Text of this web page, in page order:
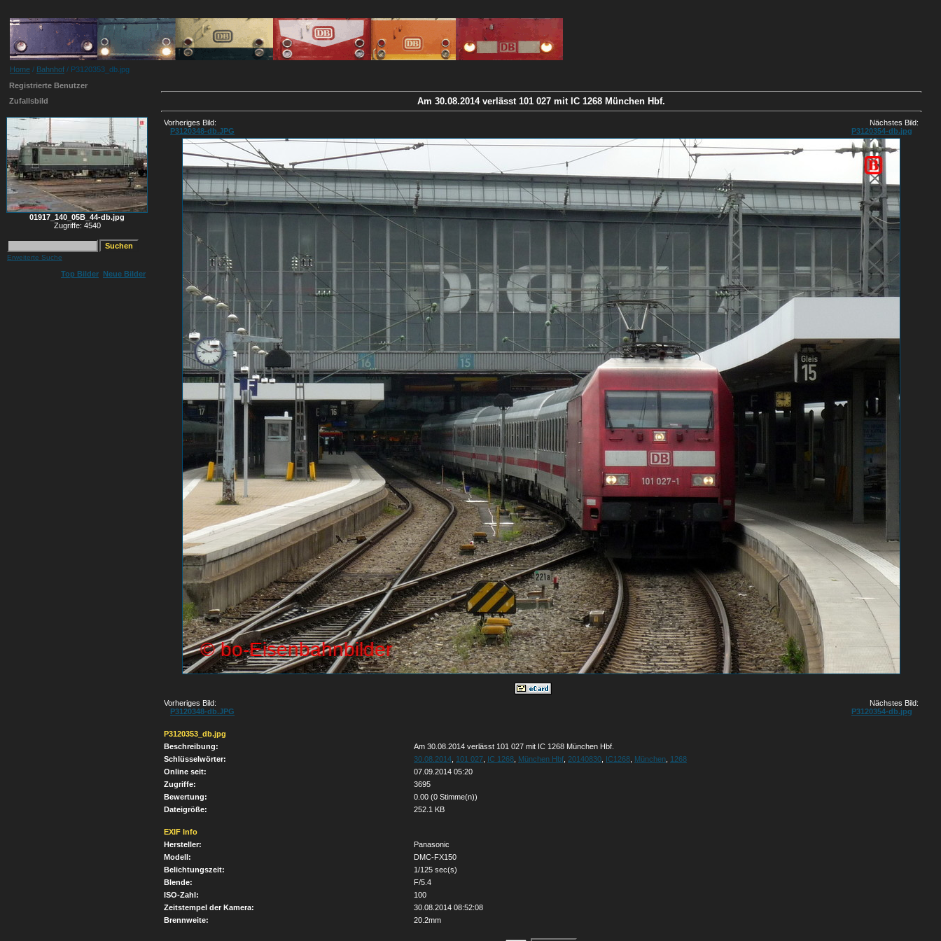
Home / Bahnhof / P3120353_db.jpg
Registrierte Benutzer
Zufallsbild
01917_140_05B_44-db.jpg
Zugriffe: 4540
Erweiterte Suche
Top Bilder Neue Bilder
Am 30.08.2014 verlässt 101 027 mit IC 1268 München Hbf.
Vorheriges Bild:
P3120348-db.JPG
Nächstes Bild:
P3120354-db.jpg
Vorheriges Bild:
P3120348-db.JPG
Nächstes Bild:
P3120354-db.jpg
P3120353_db.jpg
Beschreibung:
Am 30.08.2014 verlässt 101 027 mit IC 1268 München Hbf.
Schlüsselwörter:
30.08.2014 101 027 IC 1268 München Hbf 20140830 IC1268 München 1268
Online seit:
07.09.2014 05:20
Zugriffe:
3695
Bewertung:
0.00 (0 Stimme(n))
Dateigröße:
252.1 KB
EXIF Info
Hersteller:
Panasonic
Modell:
DMC-FX150
Belichtungszeit:
1/125 sec(s)
Blende:
F/5.4
ISO-Zahl:
100
Zeitstempel der Kamera:
30.08.2014 08:52:08
Brennweite:
20.2mm